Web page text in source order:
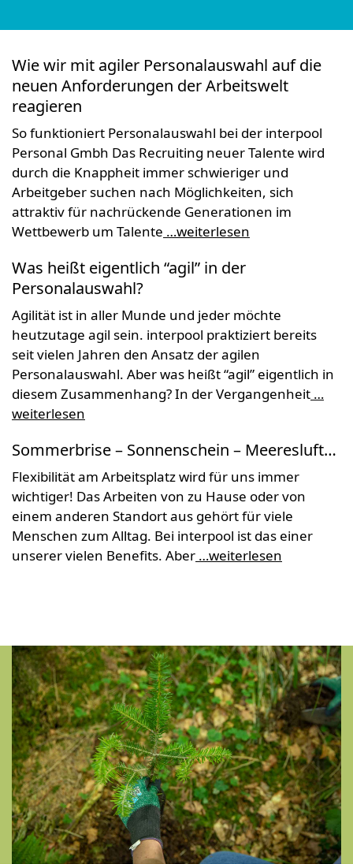
Wie wir mit agiler Personalauswahl auf die
neuen Anforderungen der Arbeitswelt
reagieren
So funktioniert Personalauswahl bei der interpool
Personal Gmbh Das Recruiting neuer Talente wird
durch die Knappheit immer schwieriger und
Arbeitgeber suchen nach Möglichkeiten, sich
attraktiv für nachrückende Generationen im
Wettbewerb um Talente …weiterlesen
Was heißt eigentlich “agil” in der
Personalauswahl?
Agilität ist in aller Munde und jeder möchte
heutzutage agil sein. interpool praktiziert bereits
seit vielen Jahren den Ansatz der agilen
Personalauswahl. Aber was heißt “agil” eigentlich in
diesem Zusammenhang? In der Vergangenheit …
weiterlesen
Sommerbrise – Sonnenschein – Meeresluft…
Flexibilität am Arbeitsplatz wird für uns immer
wichtiger! Das Arbeiten von zu Hause oder von
einem anderen Standort aus gehört für viele
Menschen zum Alltag. Bei interpool ist das einer
unserer vielen Benefits. Aber …weiterlesen